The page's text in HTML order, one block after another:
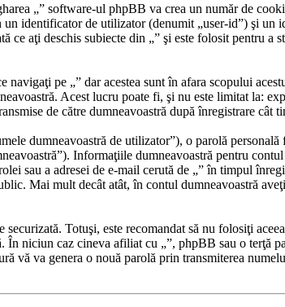
„” software-ul phpBB va crea un număr de
identificator de utilizator (denumit „user-id”) şi un
aţi deschis subiecte din „” şi este folosit pentru a
pe „” dar acestea sunt în afara scopului
Acest lucru poate fi, şi nu este limitat la:
de către dumneavoastră după înregistrare cât
dumneavoastră de utilizator”), o parolă
Informaţiile dumneavoastră pentru
sau a adresei de e-mail cerută de „” în timpul
Mai mult decât atât, în contul dumneavoastră
Totuşi, este recomandat să nu folosiţi
În niciun caz cineva afiliat cu „”, phpBB sau o terţă
vă va genera o nouă parolă prin transmiterea